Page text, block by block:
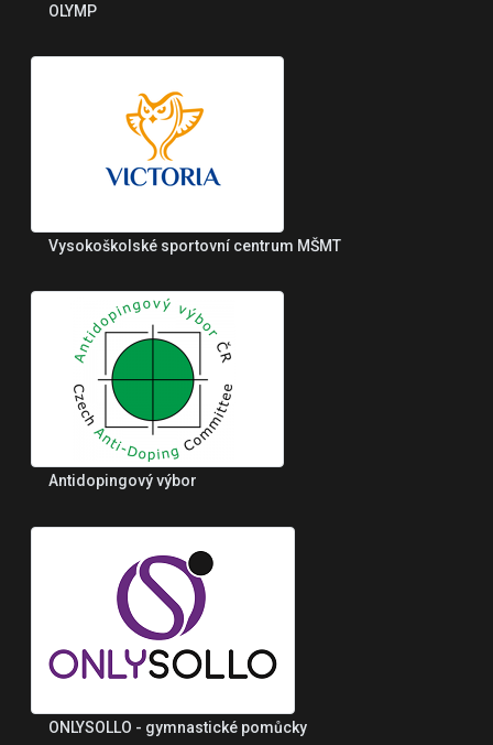
OLYMP
Vysokoškolské sportovní centrum MŠMT
Antidopingový výbor
ONLYSOLLO - gymnastické pomůcky